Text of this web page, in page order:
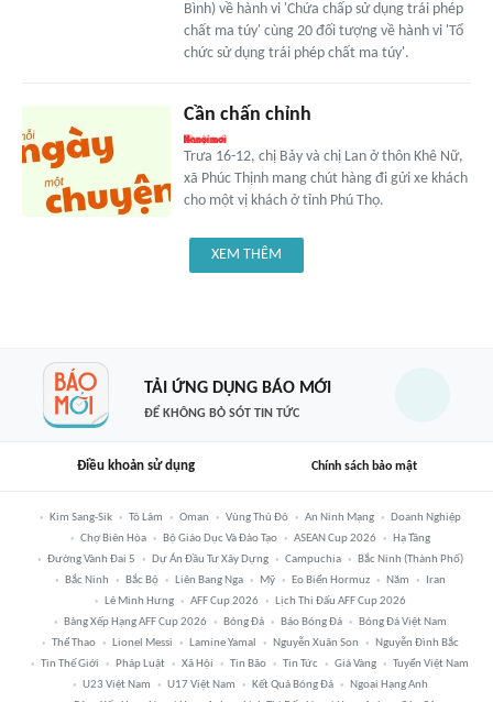
Bình) về hành vi 'Chứa chấp sử dụng trái phép
chất ma túy' cùng 20 đối tượng về hành vi 'Tổ
chức sử dụng trái phép chất ma túy'.
Cần chấn chỉnh
Trưa 16-12, chị Bảy và chị Lan ở thôn Khê Nữ,
xã Phúc Thịnh mang chút hàng đi gửi xe khách
cho một vị khách ở tỉnh Phú Thọ.
XEM THÊM
TẢI ỨNG DỤNG BÁO MỚI
ĐỂ KHÔNG BỎ SÓT TIN TỨC
Điều khoản sử dụng Chính sách bảo mật
Kim Sang-Sik Tô Lâm Oman Vùng Thủ Đô An Ninh Mạng
Doanh Nghiệp
Chợ Biên Hòa
Bộ Giáo Dục Và Đào Tạo ASEAN Cup 2026
Hạ Tầng
Đường Vành Đai 5
Dự Án Đầu Tư Xây Dựng Campuchia
Bắc Ninh (thành Phố)
Bắc Ninh
Bắc Bộ Liên Bang Nga Mỹ Eo Biển Hormuz Năm
Iran
Lê Minh Hưng
AFF Cup 2026
Lịch Thi Đấu AFF Cup 2026
Bảng Xếp Hạng AFF Cup 2026
Bóng Đá Báo Bóng Đá
Bóng Đá Việt Nam
Thể Thao
Lionel Messi Lamine Yamal Nguyễn Xuân Son
Nguyễn Đình Bắc
Tin Thế Giới
Pháp Luật Xã Hội Tin Bão Tin Tức Giá Vàng
Tuyển Việt Nam
U23 Việt Nam
U17 Việt Nam Kết Quả Bóng Đá
Ngoại Hạng Anh